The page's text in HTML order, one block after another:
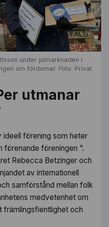
under julmarknaden i
om fördomar. Foto: Privat.
utmanar
ideell förening som heter
förenande föreningen ”.
Rebecca Betzinger och
av internationell
samförstånd mellan folk
medvetenhet om
främlingsfientlighet och